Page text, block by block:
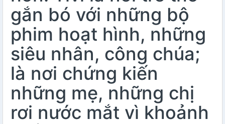
gắn bó với những bộ
phim hoạt hình, những
siêu nhân, công chúa;
là nơi chứng kiến
những mẹ, những chị
rơi nước mắt vì khoảnh